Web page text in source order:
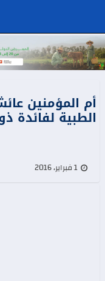
أم المؤمنين
الطبية لفائدة
1 فبراير، 2016